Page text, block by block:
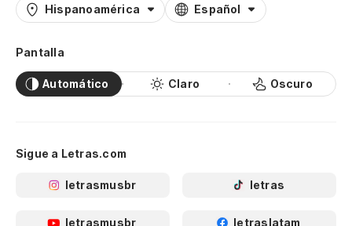
Hispanoamérica Español
Pantalla
Automático Claro Oscuro
Sigue a Letras.com
letrasmusbr letras
letrasmusbr letraslatam